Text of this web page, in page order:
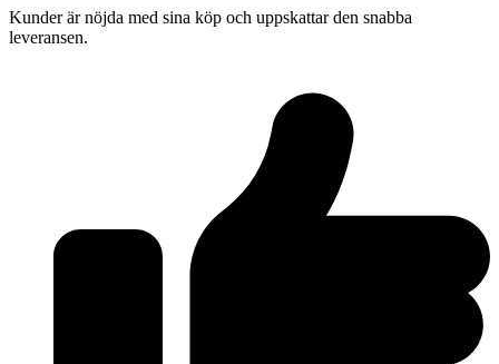
Kunder är nöjda med sina köp och uppskattar den snabba
leveransen.